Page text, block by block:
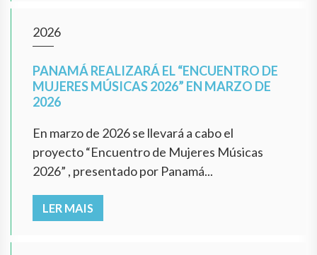
2026
PANAMÁ REALIZARÁ EL “ENCUENTRO DE
MUJERES MÚSICAS 2026” EN MARZO DE
2026
En marzo de 2026 se llevará a cabo el
proyecto “Encuentro de Mujeres Músicas
2026” , presentado por Panamá...
LER MAIS